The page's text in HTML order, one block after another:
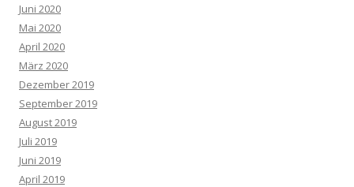
Juni 2020
Mai 2020
April 2020
März 2020
Dezember 2019
September 2019
August 2019
Juli 2019
Juni 2019
April 2019